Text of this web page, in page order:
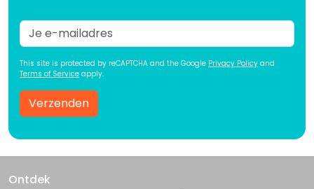
This site is protected by reCAPTCHA and the Google Privacy Policy and
Terms of Service apply.
Verzenden
Ontdek